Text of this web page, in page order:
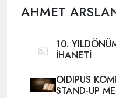
AHMET
10.
İHANETİ
OIDIPUS
STAND-UP